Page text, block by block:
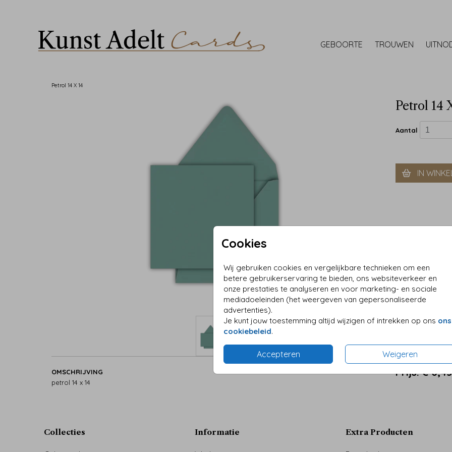
GEBOORTE TROUWEN
Cookies
Wij gebruiken cookies en vergelijkbare technieken om een
betere gebruikerservaring te bieden, ons websiteverkeer en
onze prestaties te analyseren en voor marketing- en sociale
mediadoeleinden (het weergeven van gepersonaliseerde
advertenties).
Je kunt jouw toestemming altijd wijzigen of intrekken op ons ons
cookiebeleid.
Accepteren Weigeren
Petrol 14 X 14
Petrol 14
Aantal
IN
OMSCHRIJVING
petrol 14 x 14
Prijs:€
Collecties Informatie Extra Producten